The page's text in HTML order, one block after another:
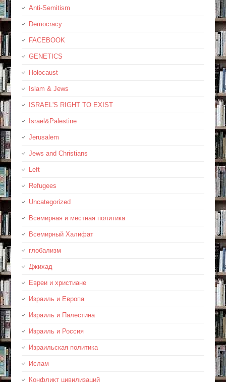
Anti-Semitism
Democracy
FACEBOOK
GENETICS
Holocaust
Islam & Jews
ISRAEL'S RIGHT TO EXIST
Israel&Palestine
Jerusalem
Jews and Christians
Left
Refugees
Uncategorized
Всемирная и местная политика
Всемирный Халифат
глобализм
Джихад
Евреи и христиане
Израиль и Европа
Израиль и Палестина
Израиль и Россия
Израильская политика
Ислам
Конфликт цивилизаций